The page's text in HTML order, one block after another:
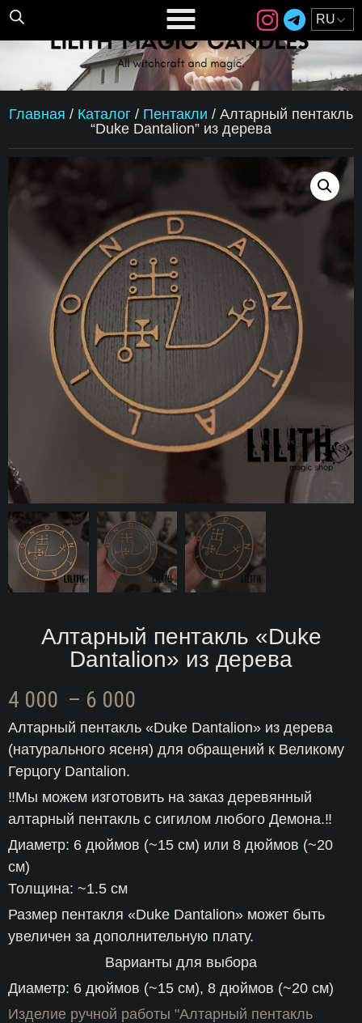
Главная / Каталог / Пентакли / Алтарный пентакль
“Duke Dantalion” из дерева
Алтарный пентакль «Duke
Dantalion» из дерева
4 000 – 6 000
цен:
4
000 ГРН
–
000 ГРН
Алтарный пентакль «Duke Dantalion» из дерева
(натурального ясеня) для обращений к Великому
Герцогу Dantalion.
‼️Мы можем изготовить на заказ деревянный
алтарный пентакль с сигилом любого Демона.‼️
Диаметр: 6 дюймов (~15 см) или 8 дюймов (~20
см)
Толщина: ~1.5 см
Размер пентакля «Duke Dantalion» может быть
увеличен за дополнительную плату.
Варианты для выбора
Диаметр: 6 дюймов (~15 см), 8 дюймов (~20 см)
Изделие ручной работы "Алтарный пентакль